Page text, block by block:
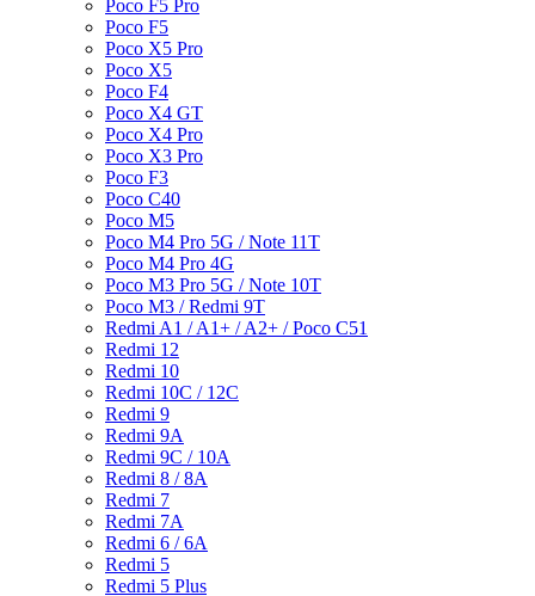
Poco F5 Pro
Poco F5
Poco X5 Pro
Poco X5
Poco F4
Poco X4 GT
Poco X4 Pro
Poco X3 Pro
Poco F3
Poco C40
Poco M5
Poco M4 Pro 5G / Note 11T
Poco M4 Pro 4G
Poco M3 Pro 5G / Note 10T
Poco M3 / Redmi 9T
Redmi A1 / A1+ / A2+ / Poco C51
Redmi 12
Redmi 10
Redmi 10C / 12C
Redmi 9
Redmi 9A
Redmi 9C / 10A
Redmi 8 / 8A
Redmi 7
Redmi 7A
Redmi 6 / 6A
Redmi 5
Redmi 5 Plus